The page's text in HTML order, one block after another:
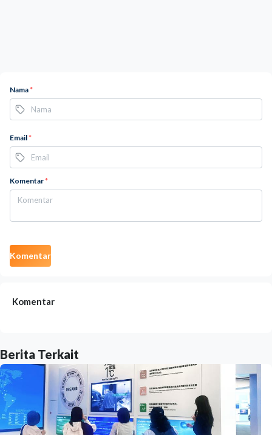
Nama*
Email*
Komentar*
Komentar
Komentar
Berita Terkait